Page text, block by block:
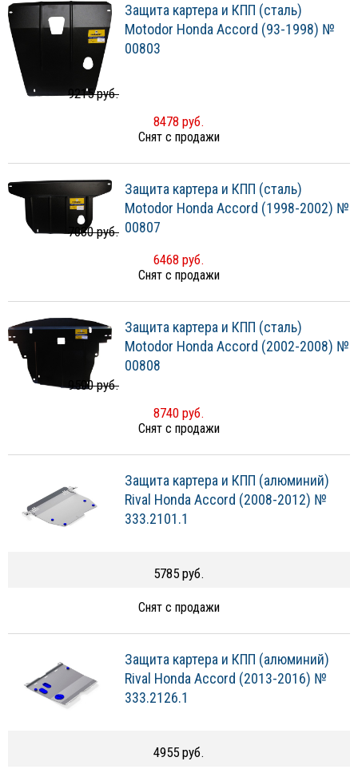
Защита картера и КПП (сталь)
Motodor Honda Accord (93-1998) №
00803
9215 руб.
8478 руб.
Снят с продажи
Защита картера и КПП (сталь)
Motodor Honda Accord (1998-2002) №
00807
7030 руб.
6468 руб.
Снят с продажи
Защита картера и КПП (сталь)
Motodor Honda Accord (2002-2008) №
00808
9500 руб.
8740 руб.
Снят с продажи
Защита картера и КПП (алюминий)
Rival Honda Accord (2008-2012) №
333.2101.1
5785 руб.
Снят с продажи
Защита картера и КПП (алюминий)
Rival Honda Accord (2013-2016) №
333.2126.1
4955 руб.